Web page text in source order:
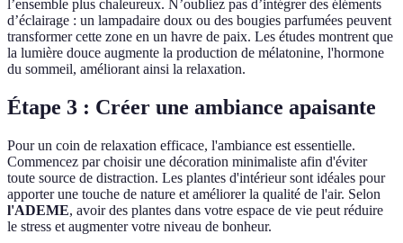
l’ensemble plus chaleureux. N’oubliez pas d’intégrer des éléments
d’éclairage : un lampadaire doux ou des bougies parfumées peuvent
transformer cette zone en un havre de paix. Les études montrent que
la lumière douce augmente la production de mélatonine, l'hormone
du sommeil, améliorant ainsi la relaxation.
Étape 3 : Créer une ambiance apaisante
Pour un coin de relaxation efficace, l'ambiance est essentielle.
Commencez par choisir une décoration minimaliste afin d'éviter
toute source de distraction. Les plantes d'intérieur sont idéales pour
apporter une touche de nature et améliorer la qualité de l'air. Selon
l'ADEME, avoir des plantes dans votre espace de vie peut réduire
le stress et augmenter votre niveau de bonheur.